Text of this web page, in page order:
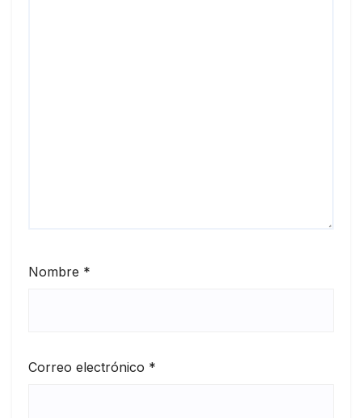
Nombre *
Correo electrónico *